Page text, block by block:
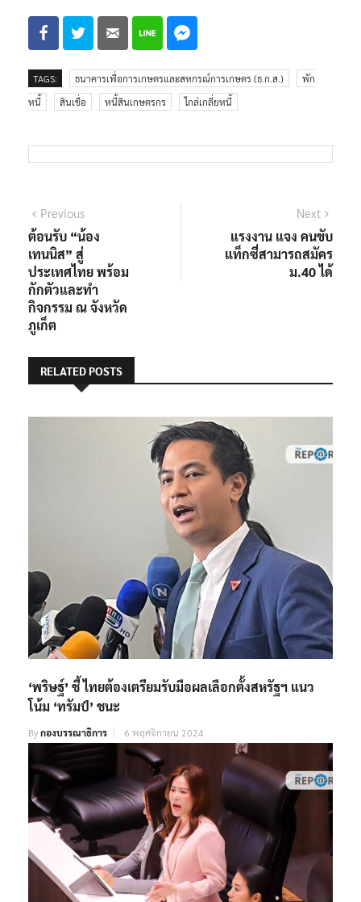
TAGS: ธนาคารเพื่อการเกษตรและสหกรณ์การเกษตร (ธ.ก.ส.)
พัก
หนี้
สินเชื่อ หนี้สินเกษตรกร ไกล่เกลี่ยหนี้
แนะแนว
เรื่อง
PreviousPrevious
post:
ต้อนรับ “น้อง
เทนนิส” สู่
ประเทศไทย พร้อม
กักตัวและทำ
กิจกรรม ณ จังหวัด
ภูเก็ต
Next
post:
แรงงาน แจง คนขับ
แท็กซี่สามารถสมัคร
ม.40 ได้
RELATED POSTS
‘พริษฐ์’ ชี้​ ไทยต้องเตรียมรับมือผลเลือกตั้งสหรัฐฯ แนว
โน้ม​ ‘ทรัมป์’ ชนะ​
Byกองบรรณาธิการ 6 พฤศจิกายน 2024